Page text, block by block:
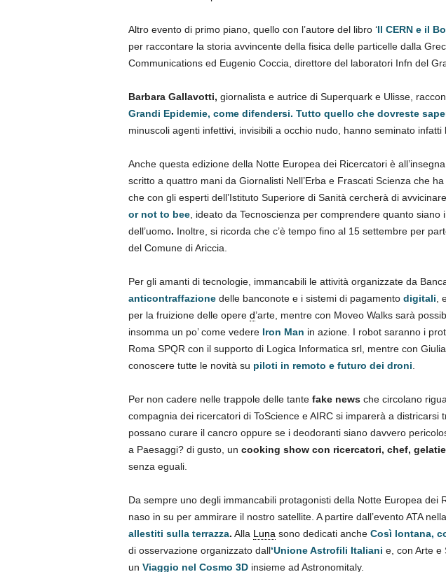
Altro evento di primo piano, quello con l’autore del libro ‘Il CERN e il
per raccontare la storia avvincente della fisica delle particelle dalla
Communications ed Eugenio Coccia, direttore del laboratori Infn del
Barbara Gallavotti, giornalista e autrice di Superquark e Ulisse,
Grandi Epidemie, come difendersi. Tutto quello che dovreste
minuscoli agenti infettivi, invisibili a occhio nudo, hanno seminato infatti
Anche questa edizione della Notte Europea dei Ricercatori è
scritto a quattro mani da Giornalisti Nell’Erba e Frascati Scienza che
che con gli esperti dell’Istituto Superiore di Sanità cercherà di
or not to bee, ideato da Tecnoscienza per comprendere quanto
dell’uomo. Inoltre, si ricorda che c’è tempo fino al 15 settembre per
del Comune di Ariccia.
Per gli amanti di tecnologie, immancabili le attività organizzate da
anticontraffazionedelle banconote e i sistemi di pagamento digitali ,
per la fruizione delle opere d’arte, mentre con Moveo Walks sarà
insomma un po’ come vedere Iron Man in azione. I robot saranno i
Roma SPQR con il supporto di Logica Informatica srl, mentre con
conoscere tutte le novità su piloti in remoto e futuro dei droni
Per non cadere nelle trappole delle tante fake news che circolano
compagnia dei ricercatori di ToScience e AIRC si imparerà a districarsi
possano curare il cancro oppure se i deodoranti siano davvero
a Paesaggi? di gusto, un cooking show con ricercatori, chef,
senza eguali.
Da sempre uno degli immancabili protagonisti della Notte Europea dei
naso in su per ammirare il nostro satellite. A partire dall’evento ATA
allestiti sulla terrazza. Alla Luna sono dedicati anche Così lontana,
di osservazione organizzato dall‘Unione Astrofili Italiani e, con Arte e
un Viaggio nel Cosmo 3Dinsieme ad Astronomitaly.